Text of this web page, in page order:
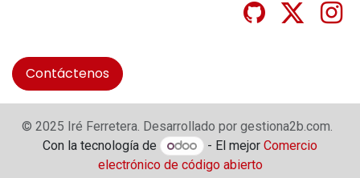
Contáctenos
© 2025 Iré Ferretera. Desarrollado por gestiona2b.com.
Con la tecnología de
- El mejor Comercio
electrónico de código abierto